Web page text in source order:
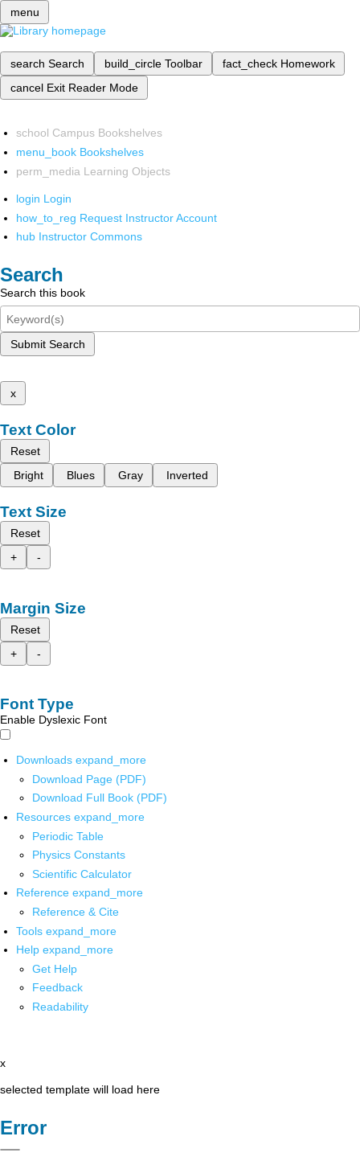
menu
search Search build_circle Toolbar fact_check Homework
cancel Exit Reader Mode
school Campus Bookshelves
menu_book Bookshelves
perm_media Learning Objects
login Login
how_to_reg Request Instructor Account
hub Instructor Commons
Search
Search this book
Submit Search
x
Text Color
Reset
Bright
Blues Gray Inverted
Text Size
Reset
+
-
Margin Size
Reset
+
-
Font Type
Enable Dyslexic Font
Downloads expand_more
Download Page (PDF)
Download Full Book (PDF)
Resources expand_more
Periodic Table
Physics Constants
Scientific Calculator
Reference expand_more
Reference & Cite
Tools expand_more
Help expand_more
Get Help
Feedback
Readability
x
selected template will load here
Error